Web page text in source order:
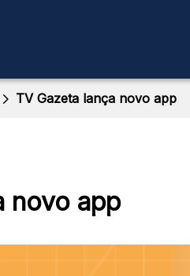
TV Gazeta lança novo app
novo app